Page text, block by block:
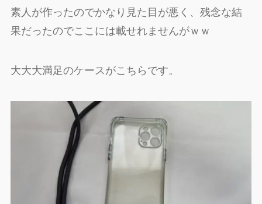
素人が作ったのでかなり見た目が悪く、残念な結
果だったのでここには載せれませんがｗｗ
大大大満足のケースがこちらです。